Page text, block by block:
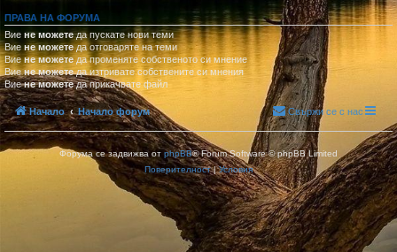
ПРАВА НА ФОРУМА
Вие не можетеда пускате нови теми
Виене можетеда отговаряте на теми
Виене можетеда променяте собственото си мнение
Виене можетеда изтривате собствените си мнения
Виене можетеда прикачвате файл
Начало Начало форум Свържи се с нас
Форума се задвижва от phpBB® Forum Software © phpBB Limited
Поверителност|Условия